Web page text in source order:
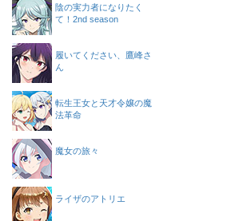
陰の実力者になりたく
て！2nd season
履いてください、鷹峰さ
ん
転生王女と天才令嬢の魔
法革命
魔女の旅々
ライザのアトリエ